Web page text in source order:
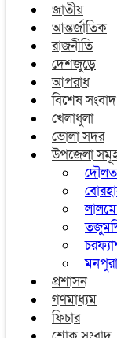
জাতীয়
আন্তর্জাতিক
রাজনীতি
দেশজুড়ে
আপরাধ
বিশেষ সংবাদ
খেলাধুলা
ভোলা সদর
উপজেলা
মনপুরা
প্রশাসন
গণমাধ্যম
ফিচার